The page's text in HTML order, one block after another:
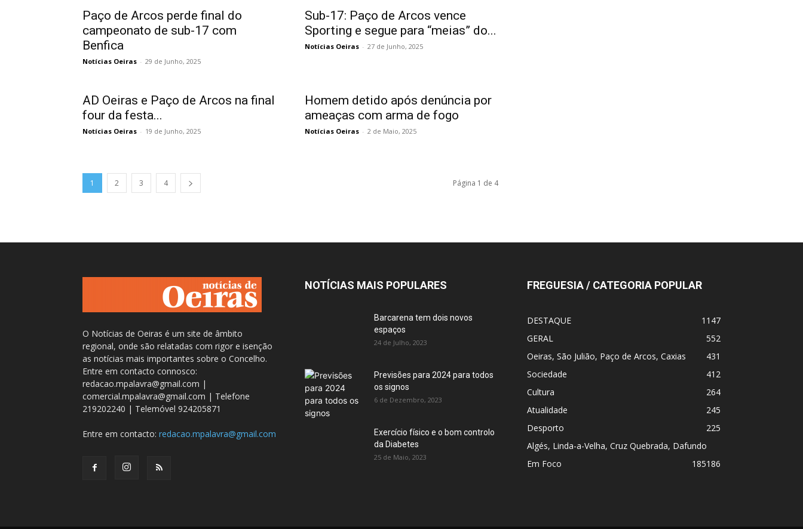
Paço de Arcos perde final do
campeonato de sub-17 com
Benfica
Notícias Oeiras - 29 de Junho, 2025
Sub-17: Paço de Arcos vence
Sporting e segue para “meias” do...
Notícias Oeiras - 27 de Junho, 2025
AD Oeiras e Paço de Arcos na final
four da festa...
Notícias Oeiras - 19 de Junho, 2025
Homem detido após denúncia por
ameaças com arma de fogo
Notícias Oeiras - 2 de Maio, 2025
1 2 3 4 Página 1 de 4
O Notícias de Oeiras é um site de âmbito
regional, onde são relatadas com rigor e isenção
as notícias mais importantes sobre o Concelho.
Entre em contacto connosco:
redacao.mpalavra@gmail.com |
comercial.mpalavra@gmail.com | Telefone
219202240 | Telemóvel 924205871
Entre em contacto: redacao.mpalavra@gmail.com
NOTÍCIAS MAIS POPULARES
Barcarena tem dois novos
espaços
24 de Julho, 2023
Previsões para 2024 para todos
os signos
6 de Dezembro, 2023
Exercício físico e o bom controlo
da Diabetes
25 de Maio, 2023
FREGUESIA / CATEGORIA POPULAR
DESTAQUE
1147
GERAL
552
Oeiras, São Julião, Paço de Arcos, Caxias
431
Sociedade
412
Cultura
264
Atualidade
245
Desporto
225
Algés, Linda-a-Velha, Cruz Quebrada, Dafundo
186
Em Foco 185